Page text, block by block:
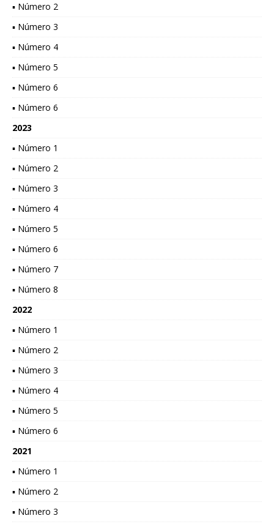
▪ Número 2
▪ Número 3
▪ Número 4
▪ Número 5
▪ Número 6
▪ Número 6
2023
▪ Número 1
▪ Número 2
▪ Número 3
▪ Número 4
▪ Número 5
▪ Número 6
▪ Número 7
▪ Número 8
2022
▪ Número 1
▪ Número 2
▪ Número 3
▪ Número 4
▪ Número 5
▪ Número 6
2021
▪ Número 1
▪ Número 2
▪ Número 3